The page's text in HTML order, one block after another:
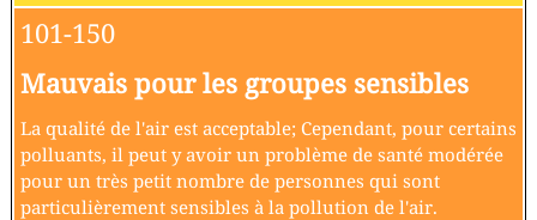
101-150
Mauvais pour les groupes sensibles
La qualité de l'air est acceptable; Cependant, pour certains
polluants, il peut y avoir un problème de santé modérée
pour un très petit nombre de personnes qui sont
particulièrement sensibles à la pollution de l'air.